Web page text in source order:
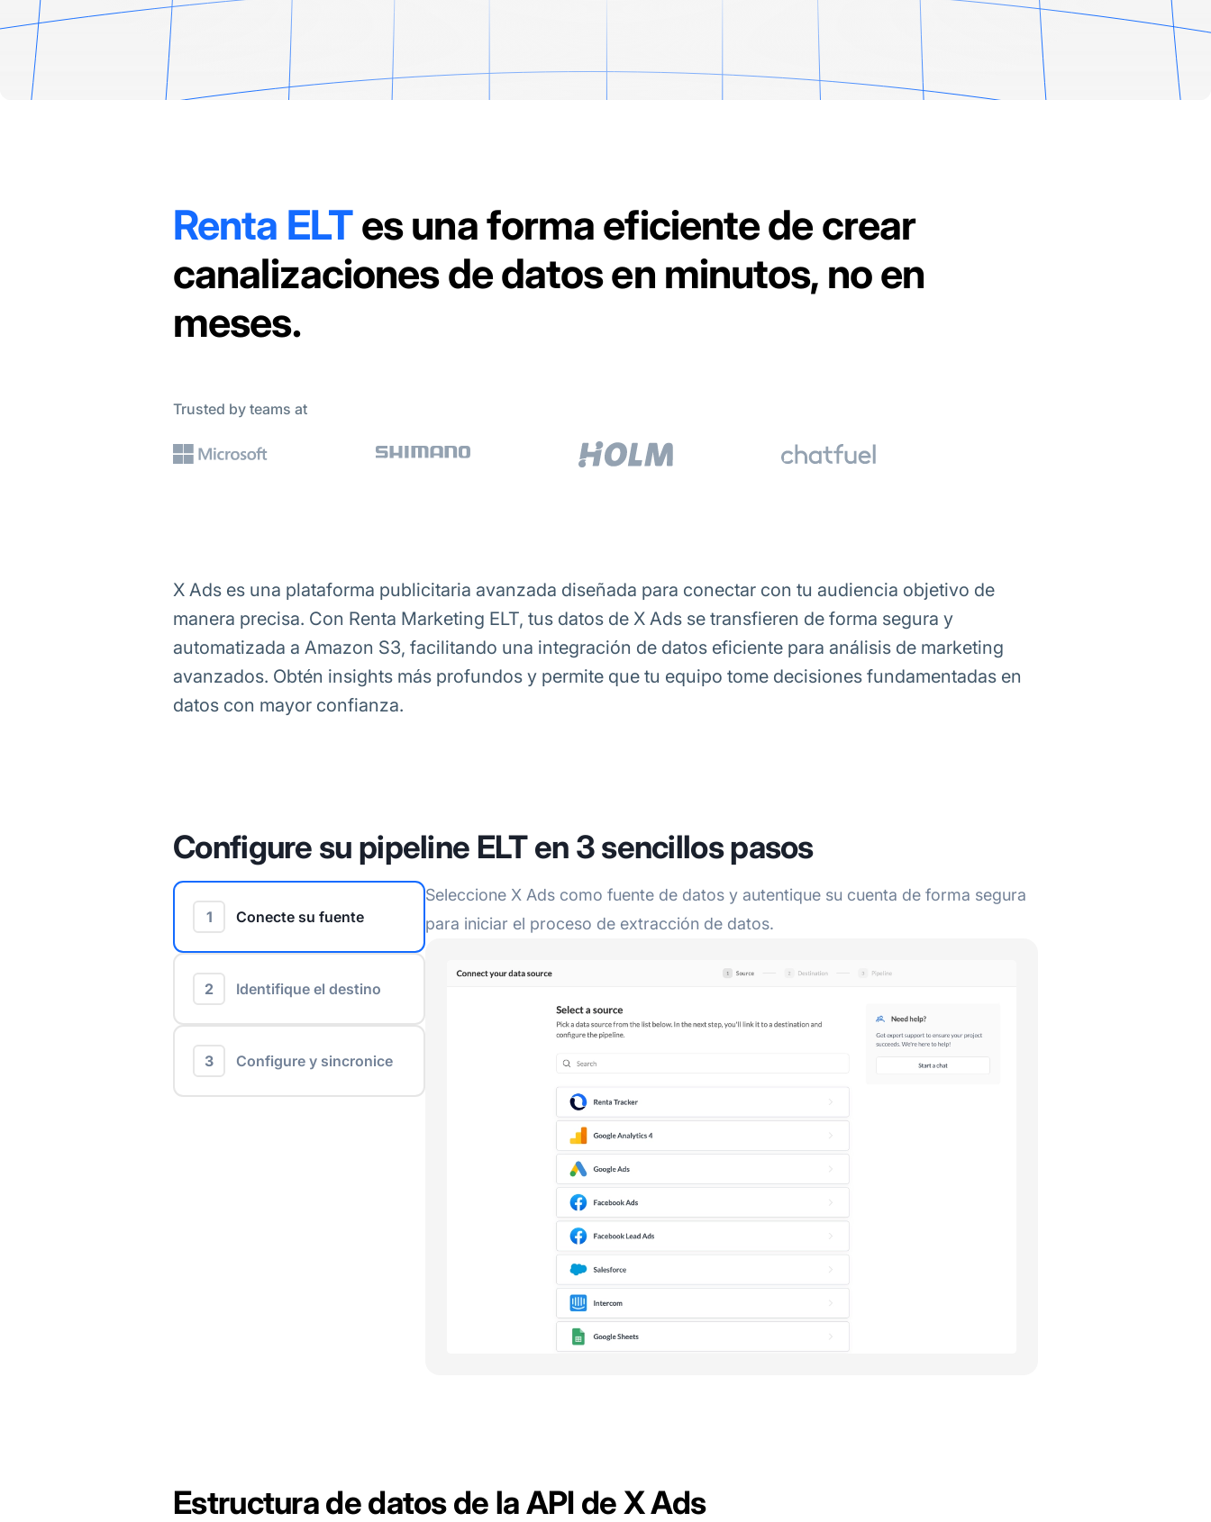
Renta ELTes una forma eficiente de crear
canalizaciones de datos en minutos, no en
meses.
Trusted by teams at
X Ads es una plataforma publicitaria avanzada diseñada para conectar con tu audiencia objetivo de
manera precisa. Con Renta Marketing ELT, tus datos de X Ads se transfieren de forma segura y
automatizada a Amazon S3, facilitando una integración de datos eficiente para análisis de marketing
avanzados. Obtén insights más profundos y permite que tu equipo tome decisiones fundamentadas en
datos con mayor confianza.
Configure su pipeline ELT en 3 sencillos pasos
1 Conecte su fuente
2 Identifique el destino
3 Configure y sincronice
Seleccione X Ads como fuente de datos y autentique su cuenta de forma segura
para iniciar el proceso de extracción de datos.
Estructura de datos de la API de X Ads